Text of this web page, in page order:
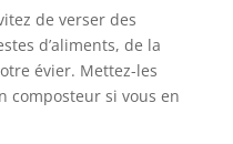
de verser des
d’aliments, de la
évier. Mettez-les
composteur si vous en